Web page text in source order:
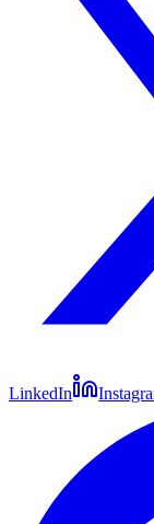
LinkedIn